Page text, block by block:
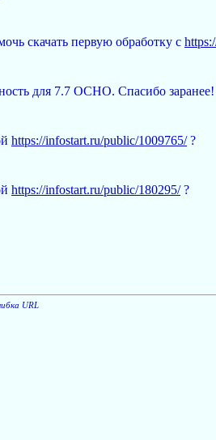
скачать первую обработку с
для 7.7 ОСНО. Спасибо заранее!
https://infostart.ru/public/1009765/?
https://infostart.ru/public/180295/?
URL